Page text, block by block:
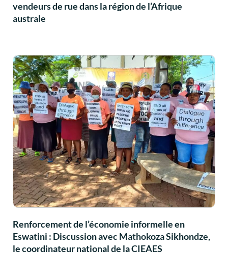
vendeurs de rue dans la région de l’Afrique
australe
Renforcement de l’économie informelle en
Eswatini : Discussion avec Mathokoza Sikhondze,
le coordinateur national de la CIEAES